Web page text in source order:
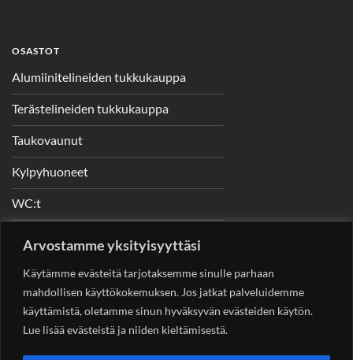
Arvostamme yksityisyyttäsi
Käytämme evästeitä tarjotaksemme sinulle parhaan
mahdollisen käyttökokemuksen. Jos jatkat palveluidemme
käyttämistä, oletamme sinun hyväksyvän evästeiden käytön.
Lue lisää evästeistä ja niiden kieltämisestä.
OSASTOT
Alumiinitelineiden tukkukauppa
Terästelineiden tukkukauppa
Taukovaunut
Kylpyhuoneet
WC:t
Nostimet
YHTEYSTIEDOT
Helsingin Rakennuskonevuokraus OySotungintie 449,